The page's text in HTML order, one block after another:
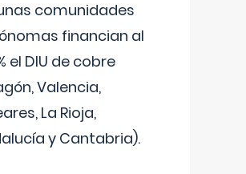
comunidades
financian al
el DIU de cobre
Valencia,
La Rioja,
y Cantabria).